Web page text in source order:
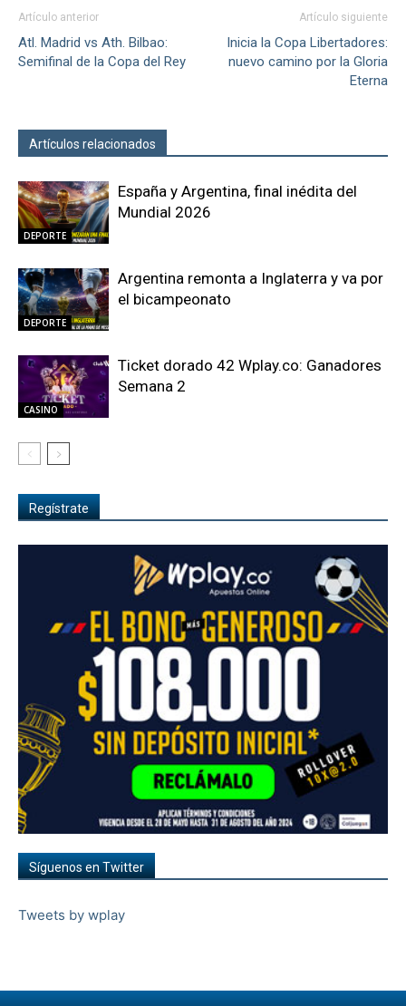
Artículo anterior
Atl. Madrid vs Ath. Bilbao:
Semifinal de la Copa del Rey
Artículo siguiente
Inicia la Copa Libertadores:
nuevo camino por la Gloria
Eterna
Artículos relacionados
DEPORTE
España y Argentina, final inédita del
Mundial 2026
DEPORTE
Argentina remonta a Inglaterra y va por
el bicampeonato
CASINO
Ticket dorado 42 Wplay.co: Ganadores
Semana 2
Regístrate
Síguenos en Twitter
Tweets by wplay